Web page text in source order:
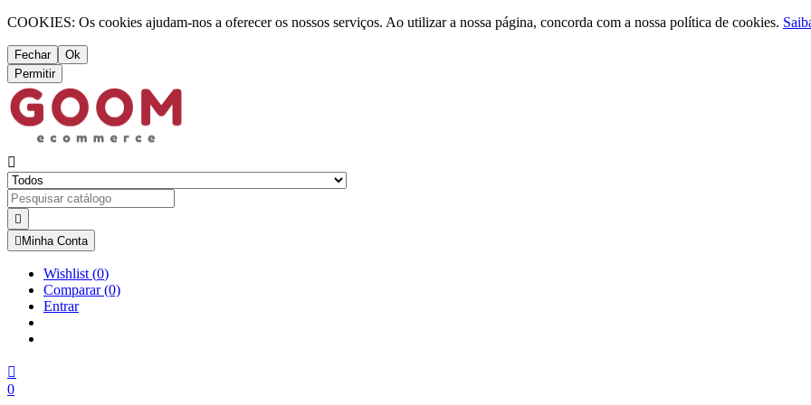
COOKIES: Os cookies ajudam-nos a oferecer os nossos serviços. Ao utilizar a nossa página, concorda com a nossa política de cookies.
Fechar
Ok
Permitir


 Minha Conta
Wishlist (0)
Comparar(0)
Entrar

0